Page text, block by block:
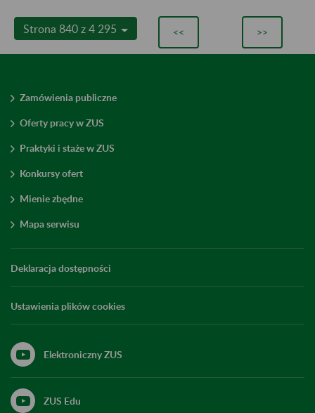
Strona 840 z 4 295 << >>
Zamówienia publiczne
Oferty pracy w ZUS
Praktyki i staże w ZUS
Konkursy ofert
Mienie zbędne
Mapa serwisu
Deklaracja dostępności
Ustawienia plików cookies
Elektroniczny ZUS
ZUS Edu